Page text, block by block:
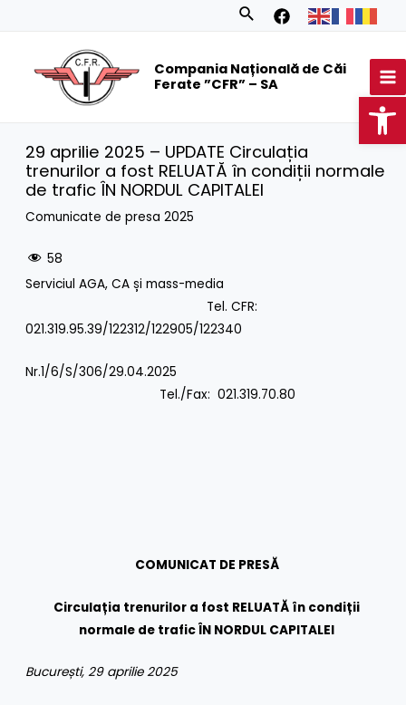
Search
Compania Națională de Căi
Ferate ”CFR” – SA
29 aprilie 2025 – UPDATE Circulația
trenurilor a fost RELUATĂ în condiții normale
de trafic ÎN NORDUL CAPITALEI
Comunicate de presa 2025
58
Serviciul AGA, CA și mass-media
Tel. CFR:
021.319.95.39/122312/122905/122340
Nr.1/6/S/306/29.04.2025
Tel./Fax: 021.319.70.80
COMUNICAT DE PRESĂ
Circulația trenurilor a fost RELUATĂ în condiții
normale de trafic ÎN NORDUL CAPITALEI
București, 29 aprilie 2025